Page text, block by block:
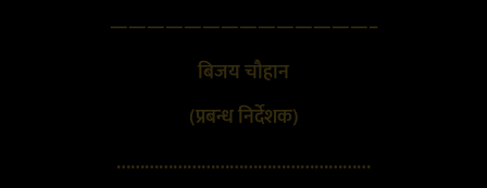
——————————————–
बिजय चौहान
(प्रबन्ध निर्देशक)
………………………………………………